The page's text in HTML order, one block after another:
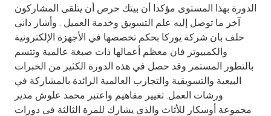
الدورة بهذا المستوى مؤكدا أن بيتك حرص أن يتلقى المشاركون
آخر ما توصل إليه علم التسويق وخدمة العميل . وأشار دانى
خلف بان شركة يوركا بحكم تخصصها في الأجهزة الإلكترونية
والكمبيوتر فان معظم أعمالها ذات صبغة عالمية وتتسم
بالتطور المستمر وقد حصل في هذه الدورة الكثير من الخبرات
البيعية والتسويقية والتجارب العالمية الرائدة بالمشاركة في
ورشات العمل. تغيير مفاهيم واعتبر محمد علوش مدير
مجموعة أوسكار للأثاث والذي يشارك للمرة الثالثة فى دورات